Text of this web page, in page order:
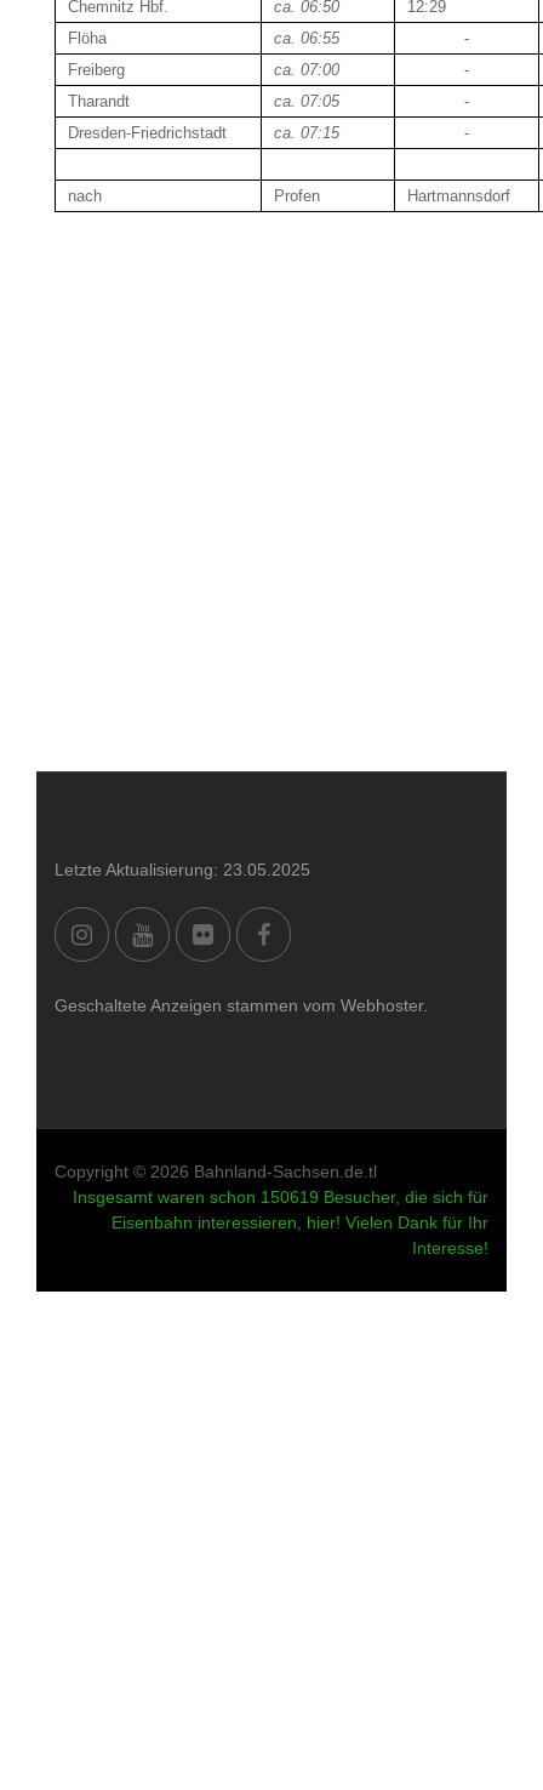
Chemnitz Hbf. ca. 06:50
12:29
Flöha
ca. 06:55
-
Freiberg
ca. 07:00
-
Tharandt
ca. 07:05
-
Dresden-Friedrichstadt
ca. 07:15 -
nach Profen Hartmannsdorf
Letzte Aktualisierung: 23.05.2025
Geschaltete Anzeigen stammen vom Webhoster.
Copyright © 2026 Bahnland-Sachsen.de.tl
Insgesamt waren schon 150619 Besucher, die sich für
Eisenbahn interessieren, hier! Vielen Dank für Ihr
Interesse!